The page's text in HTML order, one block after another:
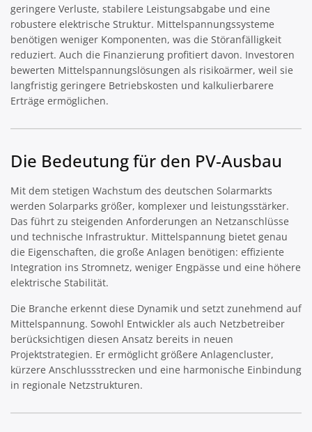
geringere Verluste, stabilere Leistungsabgabe und eine
robustere elektrische Struktur. Mittelspannungssysteme
benötigen weniger Komponenten, was die Störanfälligkeit
reduziert. Auch die Finanzierung profitiert davon. Investoren
bewerten Mittelspannungslösungen als risikoärmer, weil sie
langfristig geringere Betriebskosten und kalkulierbarere
Erträge ermöglichen.
Die Bedeutung für den PV-Ausbau
Mit dem stetigen Wachstum des deutschen Solarmarkts
werden Solarparks größer, komplexer und leistungsstärker.
Das führt zu steigenden Anforderungen an Netzanschlüsse
und technische Infrastruktur. Mittelspannung bietet genau
die Eigenschaften, die große Anlagen benötigen: effiziente
Integration ins Stromnetz, weniger Engpässe und eine höhere
elektrische Stabilität.
Die Branche erkennt diese Dynamik und setzt zunehmend auf
Mittelspannung. Sowohl Entwickler als auch Netzbetreiber
berücksichtigen diesen Ansatz bereits in neuen
Projektstrategien. Er ermöglicht größere Anlagencluster,
kürzere Anschlussstrecken und eine harmonische Einbindung
in regionale Netzstrukturen.